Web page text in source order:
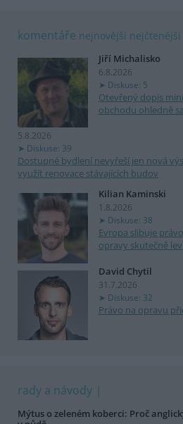
komentáře nejnovější nejčtenější
Jiří Michalisko
6.8.2026
Diskuse: 5
Otevřený dopis
obchodu ohledně
5.8.2026
Diskuse: 39
Dostupné bydlení nevyřeší jen nová
využít renovace stávajících budov
Kilian Kaminski
1.8.2026
Diskuse: 38
Evropa slibuje
opravy skutečně
David Chytil
31.7.2026
Diskuse: 32
Právo na opravu
rady a návody
Mýtus o zeleném koberci: Proč